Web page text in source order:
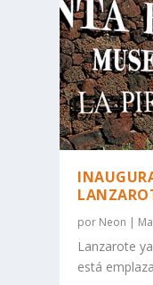
por Neon |
Lanzarote
está